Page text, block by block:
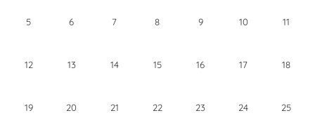
5 6 7 8 9 10 11
12 13 14 15 16 17 18
19 20 21 22 23 24 25